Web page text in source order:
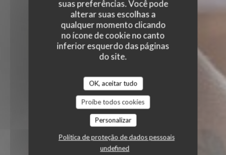
suas preferências. Você pode
alterar suas escolhas a
qualquer momento clicando
no ícone de cookie no canto
inferior esquerdo das páginas
do site.
OK, aceitar tudo
Proíbe todos cookies
Personalizar
Política de proteção de dados pessoais
undefined